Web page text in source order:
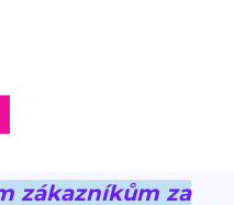
zákazníkům za